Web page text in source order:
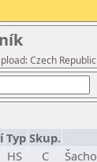
Czech
Typ Skup.
HS C